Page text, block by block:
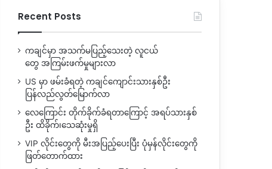
Recent Posts
ကချင်မှာ အသက်မပြည့်သေးတဲ့ လူငယ်
တွေ အကြမ်းဖက်မှုများလာ
US မှာ ဖမ်းခံရတဲ့ ကချင်ကျောင်းသားနှစ်ဦး
ပြန်လည်လွတ်မြောက်လာ
လေကြောင်း တိုက်ခိုက်ခံရတာကြောင့် အရပ်သားနှစ်
ဦး ထိခိုက်၊သေဆုံးမှုရှိ
VIP လိုင်းတွေကို မီးအပြည့်ပေးပြီး ပုံမှန်လိုင်းတွေကို
ဖြတ်တောက်ထား